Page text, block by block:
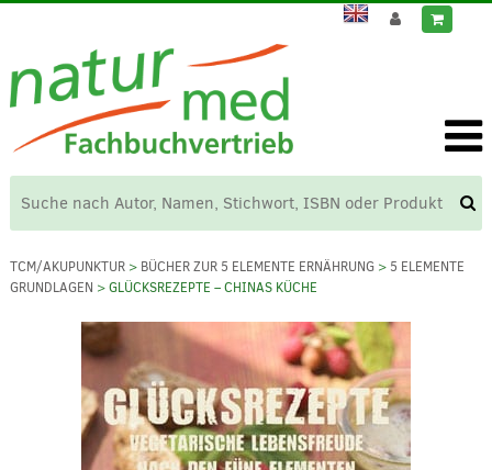
TCM/AKUPUNKTUR> BÜCHER ZUR 5 ELEMENTE ERNÄHRUNG> 5 ELEMENTE
GRUNDLAGEN > GLÜCKSREZEPTE – CHINAS KÜCHE